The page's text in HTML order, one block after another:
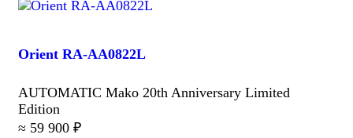
Orient RA-AA0822L
AUTOMATIC Mako 20th Anniversary Limited
Edition
≈ 59 900 ₽